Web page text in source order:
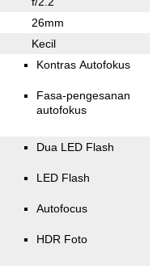
26mm
Kecil
Kontras Autofokus
Fasa-pengesanan
autofokus
Dua LED Flash
LED Flash
Autofocus
HDR Foto